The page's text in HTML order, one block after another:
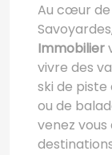
Au cœur de
Immobilier
vivre des
ski de
ou de
venez